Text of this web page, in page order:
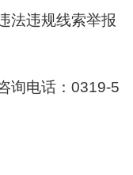
法违规线索举报
询电话：0319-5